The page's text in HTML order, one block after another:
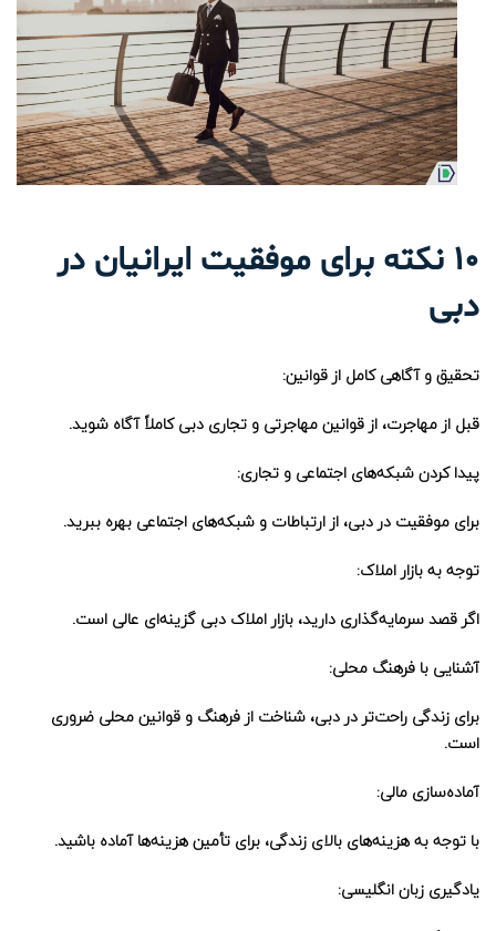
۱۰ نکته برای موفقیت ایرانیان در
دبی
تحقیق و آگاهی کامل از قوانین:
قبل از مهاجرت، از قوانین مهاجرتی و تجاری دبی کاملاً آگاه شوید.
پیدا کردن شبکه‌های اجتماعی و تجاری:
برای موفقیت در دبی، از ارتباطات و شبکه‌های اجتماعی بهره ببرید.
توجه به بازار املاک:
اگر قصد سرمایه‌گذاری دارید، بازار املاک دبی گزینه‌ای عالی است.
آشنایی با فرهنگ محلی:
برای زندگی راحت‌تر در دبی، شناخت از فرهنگ و قوانین محلی ضروری
است.
آماده‌سازی مالی:
با توجه به هزینه‌های بالای زندگی، برای تأمین هزینه‌ها آماده باشید.
یادگیری زبان انگلیسی: